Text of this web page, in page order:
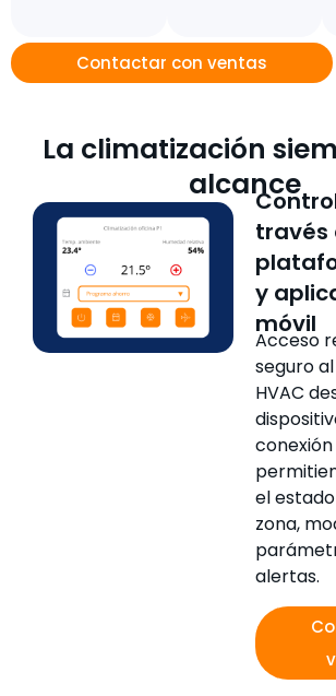
Contactar con ventas
La climatización
alcance
través
y
móvil
Acceso
seguro
HVAC
el
zona,
alertas.